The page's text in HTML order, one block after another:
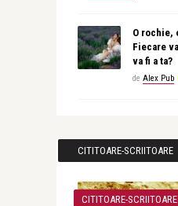
O rochie,
Fiecare
va fi a ta?
de Alex Pub
CITITOARE-SCRIITOARE
CITITOARE-SCRIITOARE